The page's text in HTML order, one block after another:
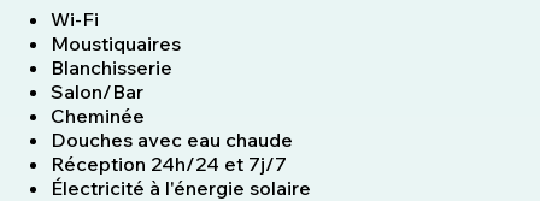
Wi-Fi
Moustiquaires
Blanchisserie
Salon/Bar
Cheminée
Douches avec eau chaude
Réception 24h/24 et 7j/7
Électricité à l'énergie solaire